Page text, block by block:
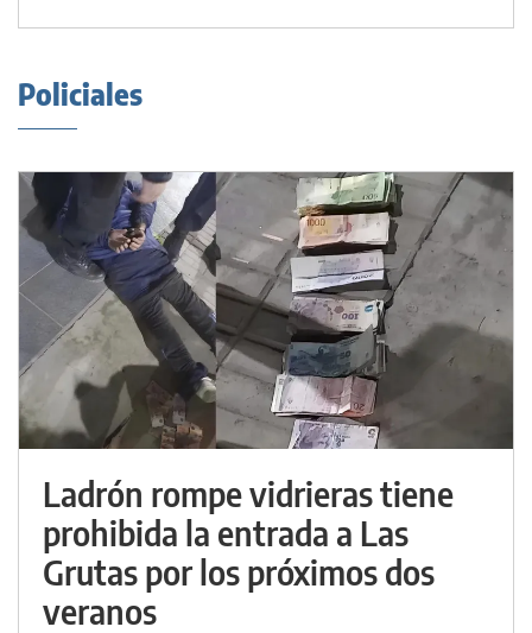
Policiales
Ladrón rompe vidrieras tiene
prohibida la entrada a Las
Grutas por los próximos dos
veranos